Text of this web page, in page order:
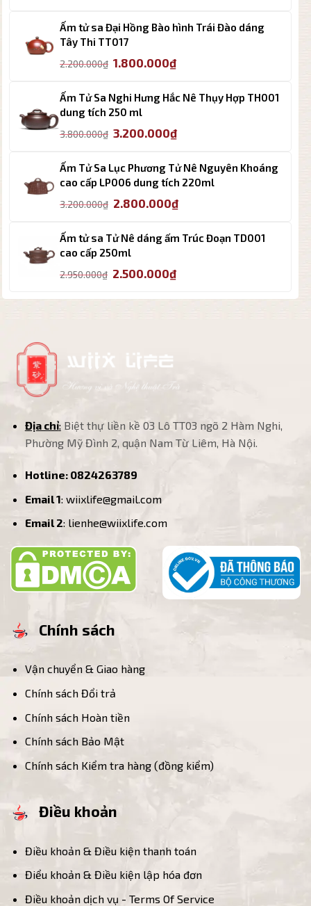
2.950.000₫.
tại
Ấm tử sa Đại Hồng Bào hình Trái Đào dáng
Tây Thi TT017
2.200.000₫ Giá
2.200.000₫.
1.800.000₫Giá
Ấm Tử Sa Nghi Hưng Hắc Nê Thụy Hợp TH001
dung tích 250 ml
3.800.000₫ Giá
3.800.000₫.
3.200.000₫Giá
tại
là:
Ấm Tử Sa Lục Phương Tử Nê Nguyên Khoáng
cao cấp LP006 dung tích 220ml
3.200.000₫ Giá
là:
3.200.000₫.
2.800.000₫Giá
Ấm tử sa Tử Nê dáng ấm Trúc Đoạn TD001
cao cấp 250ml
2.950.000₫ Giá
là:
2.500.000₫Giá
tại
Địa chỉ:Biệt thự liền kề 03 Lô TT03 ngõ 2 Hàm Nghi,
Phường Mỹ Đình 2, quận Nam Từ Liêm, Hà Nội.
Hotline: 0824263789
Email 1: wiixlife@gmail.com
Email 2: lienhe@wiixlife.com
Chính sách
Vận chuyển & Giao hàng
Chính sách Đổi trả
Chính sách Hoàn tiền
Chính sách Bảo Mật
Chính sách Kiểm tra hàng (đồng kiểm)
Điều khoản
Điều khoản & Điều kiện thanh toán
Điểu khoản & Điều kiện lập hóa đơn
Điều khoản dịch vụ - Terms Of Service